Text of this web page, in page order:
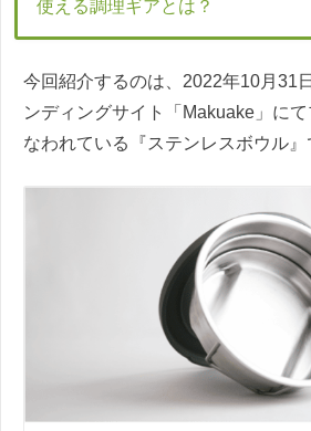
使える調理ギアとは？
今回紹介するのは、2022年10月31
ンディングサイト「Makuake」に
なわれている『ステンレスボウル』